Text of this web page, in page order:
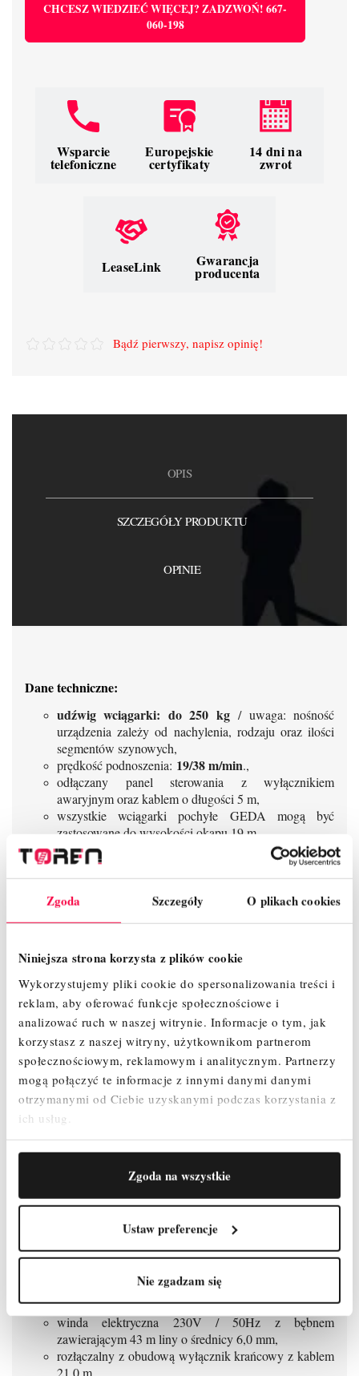
Zgoda Szczegóły O plikach cookies
Niniejsza strona korzysta z plików cookie
Wykorzystujemy pliki cookie do spersonalizowania treści i
reklam, aby oferować funkcje społecznościowe i
analizować ruch w naszej witrynie. Informacje o tym, jak
korzystasz z naszej witryny, użytkownikom partnerom
społecznościowym, reklamowym i analitycznym. Partnerzy
mogą połączyć te informacje z innymi danymi danymi
otrzymanymi od Ciebie uzyskanymi podczas korzystania z
ich usług.
Zgoda na wszystkie
Ustaw preferencje
Nie zgadzam się
CHCESZ WIEDZIEĆ WIĘCEJ? ZADZWOŃ! 667-
060-198
Wsparcie
telefoniczne
Europejskie
certyfikaty
14 dni na
zwrot
LeaseLink Gwarancja
producenta
Bądź pierwszy, napisz opinię!
OPIS
SZCZEGÓŁY PRODUKTU
OPINIE
Dane techniczne:
udźwig wciągarki: do 250 kg/ uwaga: nośność
urządzenia zależy od nachylenia, rodzaju oraz ilości
segmentów szynowych,
prędkość podnoszenia: 19/38 m/min.,
odłączany panel sterowania z wyłącznikiem
awaryjnym oraz kablem o długości 5 m,
wszystkie wciągarki pochyłe GEDA mogą być
zastosowane do wysokości okapu 19 m,
wg. dokumentacji w trakcie pracy z windą należy
zwrócić uwagę, aby na bębnie zostawały minimum
dwa zwoje liny,
montaż wciągarki odbywa się bezpośrednio na placu
wtyka się jedna w drugą i zabezpiecza poprzez ręczne
dokręcenie nakrętki,
pewne w użytkowaniu napędy elektryczne (230V)
wyłączają się automatycznie, w przypadku dotarcia
sań jezdnych do punktów górnego lub dolnego toru
jezdnego oraz gdy lina nie jest naprężona,
winda elektryczna o mocy 0,6/1,2 KW / 230V / 50Hz.
Zalety windy Geda:
łatwość i szybki czas montażu/demontażu (bez użycia
wygodny transport i możliwość wykorzystania w
każdym miejscu budowy,
możliwość rozbudowania każdego zestawu,
szeroki wybór wyposażania dodatkowego,
winda elektryczna 230V / 50Hz z bębnem
zawierającym 43 m liny o średnicy 6,0 mm,
rozłączalny z obudową wyłącznik krańcowy z kablem
21,0 m,